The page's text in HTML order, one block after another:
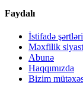
Faydalı
İstifadə şərtləri
Məxfilik
Abunə
Haqqımızda
Bizim